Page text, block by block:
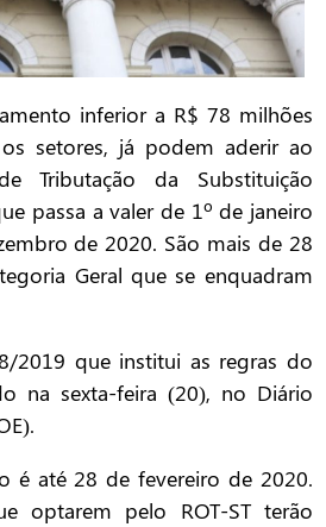
inferior a R$ 78 milhões
setores, já podem aderir ao
Tributação da Substituição
passa a valer de 1º de janeiro
de 2020. São mais de 28
Geral que se enquadram
2019 que institui as regras do
na sexta-feira (20), no Diário
é até 28 de fevereiro de 2020.
optarem pelo ROT-ST terão